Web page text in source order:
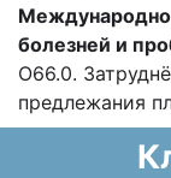
болезней и
O66.0.
предлежания